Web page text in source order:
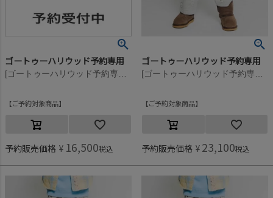
ゴートゥーハリウッド予約専用
ご予約対象商品
予約販売価格 ¥ 16,500税込
ゴートゥーハリウッド予約専用
ご予約対象商品
予約販売価格 ¥ 23,100税込